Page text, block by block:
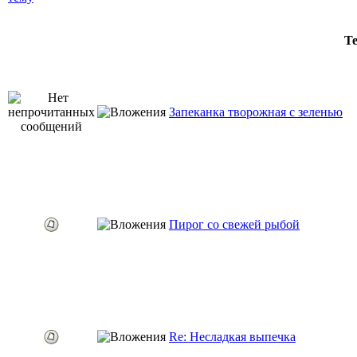
Запеканка творожная с зеленью
Пирог со свежей рыбой
Re: Несладкая выпечка